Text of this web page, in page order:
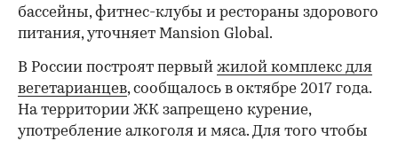
бассейны, фитнес-клубы и рестораны здорового
питания, уточняет Mansion Global.
В России построят первый жилой комплекс для
вегетарианцев, сообщалось в октябре 2017 года.
На территории ЖК запрещено курение,
употребление алкоголя и мяса. Для того чтобы